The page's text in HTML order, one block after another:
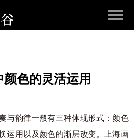
色的灵活运用
与韵律一般有三种体现形式：颜色
运用以及颜色的渐层改变。上海画